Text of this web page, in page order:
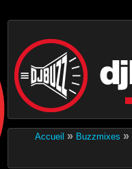
Accueil » Buzzmixes »